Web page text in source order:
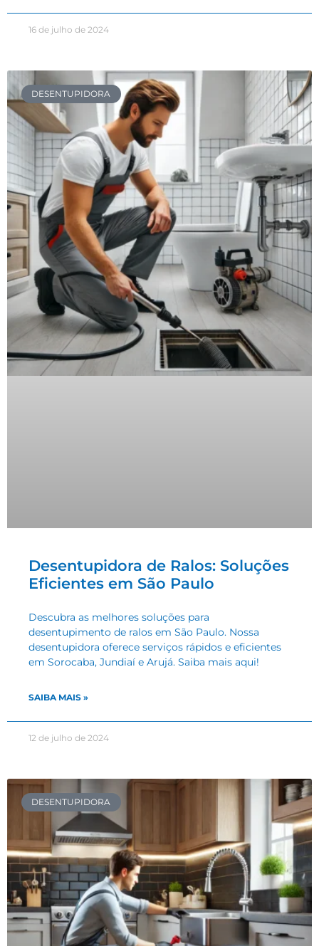
16 de julho de 2024
DESENTUPIDORA
Desentupidora de Ralos: Soluções
Eficientes em São Paulo
Descubra as melhores soluções para
desentupimento de ralos em São Paulo. Nossa
desentupidora oferece serviços rápidos e eficientes
em Sorocaba, Jundiaí e Arujá. Saiba mais aqui!
SAIBA MAIS »
12 de julho de 2024
DESENTUPIDORA